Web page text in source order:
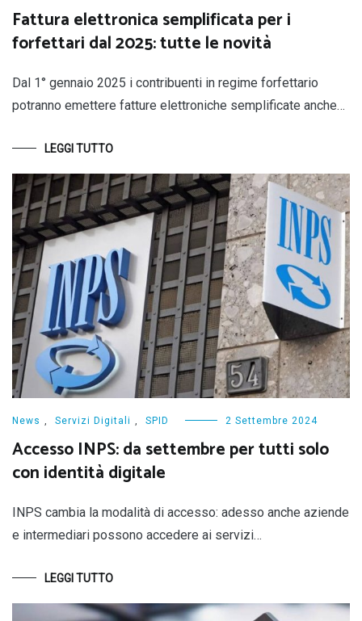
Fattura elettronica semplificata per i
forfettari dal 2025: tutte le novità
Dal 1° gennaio 2025 i contribuenti in regime forfettario
potranno emettere fatture elettroniche semplificate anche…
LEGGI TUTTO
News , Servizi Digitali , SPID 2 Settembre 2024
Accesso INPS: da settembre per tutti solo
con identità digitale
INPS cambia la modalità di accesso: adesso anche aziende
e intermediari possono accedere ai servizi…
LEGGI TUTTO